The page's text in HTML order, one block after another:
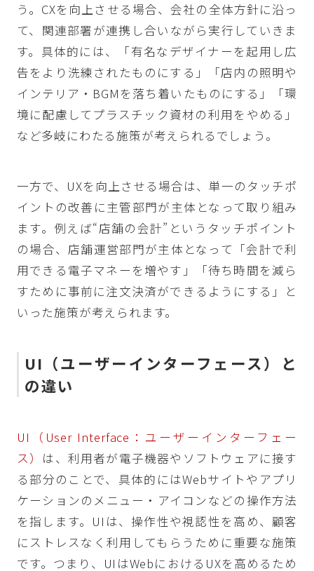
う。CXを向上させる場合、会社の全体方針に沿っ
て、関連部署が連携し合いながら実行していきま
す。具体的には、「有名なデザイナーを起用し広
告をより洗練されたものにする」「店内の照明や
インテリア・BGMを落ち着いたものにする」「環
境に配慮してプラスチック資材の利用をやめる」
など多岐にわたる施策が考えられるでしょう。
一方で、UXを向上させる場合は、単一のタッチポ
イントの改善に主管部門が主体となって取り組み
ます。例えば“店舗の会計”というタッチポイント
の場合、店舗運営部門が主体となって「会計で利
用できる電子マネーを増やす」「待ち時間を減ら
すために事前に注文決済ができるようにする」と
いった施策が考えられます。
UI（ユーザーインターフェース）と
の違い
UI（User Interface：ユーザーインターフェー
ス） は、利用者が電子機器やソフトウェアに接す
る部分のことで、具体的にはWebサイトやアプリ
ケーションのメニュー・アイコンなどの操作方法
を指します。UIは、操作性や視認性を高め、顧客
にストレスなく利用してもらうために重要な施策
です。つまり、UIはWebにおけるUXを高めるため